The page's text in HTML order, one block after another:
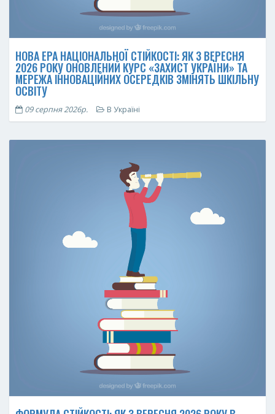
НОВА ЕРА НАЦІОНАЛЬНОЇ СТІЙКОСТІ: ЯК З ВЕРЕСНЯ
2026 РОКУ ОНОВЛЕНИЙ КУРС «ЗАХИСТ УКРАЇНИ» ТА
МЕРЕЖА ІННОВАЦІЙНИХ ОСЕРЕДКІВ ЗМІНЯТЬ ШКІЛЬНУ
ОСВІТУ
09 серпня 2026р. В Україні